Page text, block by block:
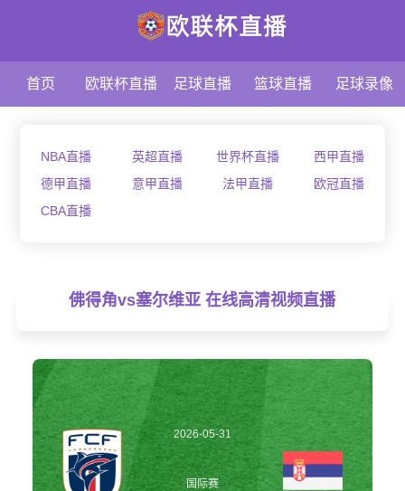
首页 欧联杯直播 足球直播 篮球直播 足球录像
NBA直播 英超直播 世界杯直播
西甲直播
德甲直播
意甲直播 法甲直播
欧冠直播
CBA直播
佛得角vs塞尔维亚 在线高清视频直播
2026-05-31
21:30:00
国际赛